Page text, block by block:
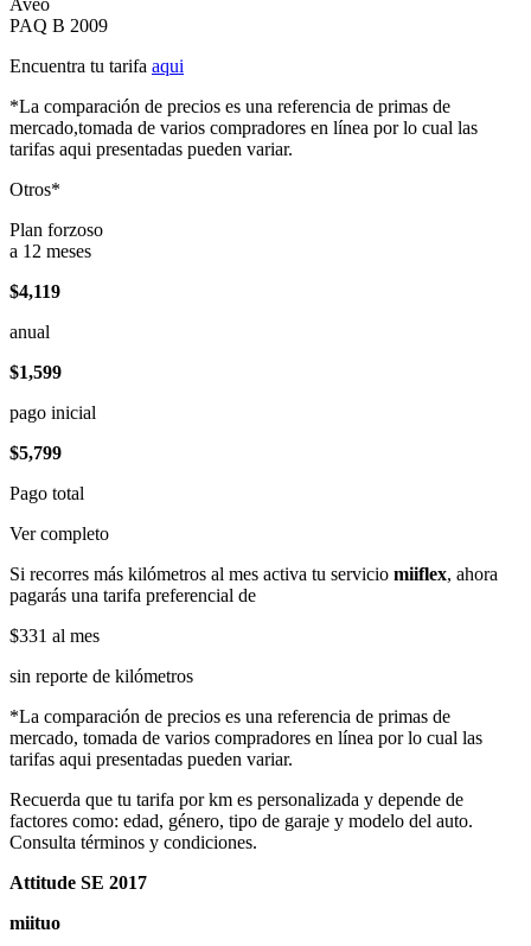
PAQ B 2009
Encuentra tu tarifa aqui
*La comparación de precios es una referencia de primas de
mercado,tomada de varios compradores en línea por lo cual las
tarifas aqui presentadas pueden variar.
Otros*
Plan forzoso
a 12 meses
$4,119
anual
$1,599
pago inicial
$5,799
Pago total
Ver completo
Si recorres más kilómetros al mes activa tu servicio miiflex, ahora
pagarás una tarifa preferencial de
$331 al mes
sin reporte de kilómetros
*La comparación de precios es una referencia de primas de
mercado, tomada de varios compradores en línea por lo cual las
tarifas aqui presentadas pueden variar.
Recuerda que tu tarifa por km es personalizada y depende de
factores como: edad, género, tipo de garaje y modelo del auto.
Consulta términos y condiciones.
Attitude SE 2017
miituo